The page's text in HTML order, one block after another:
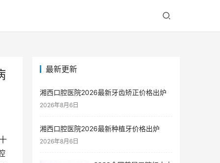
最新更新
湘西口腔医院2026最新牙齿矫正价格出炉
2026年8月6日
湘西口腔医院2026最新种植牙价格出炉
2026年8月6日